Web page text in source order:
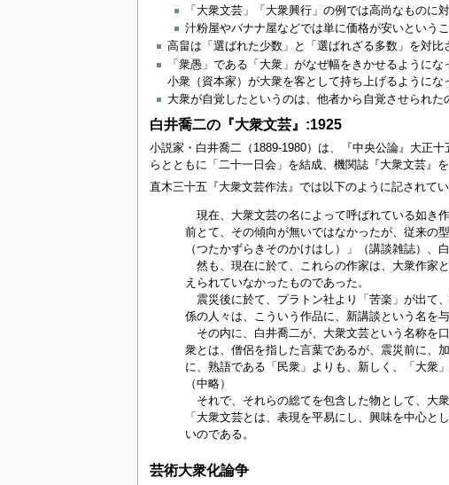
「大衆文芸」「大衆興行」の例では高尚なものに
汁粉屋やバナナ屋などでは単に価格が安いという
高畠は「選ばれた少数」と「選ばれざる多数」を対
「衆愚」である「大衆」がなぜ幅をきかせるように
小衆（資本家）が大衆を客として持ち上げるようにな
大衆が自覚したというのは、他者から自覚させられ
白井喬二の『大衆文芸』:1925
小説家・白井喬二（1889-1980）は、『中央公論』大正
らとともに「二十一日会」を結成、機関誌『大衆文芸』を
直木三十五『大衆文芸作法』では以下のように記されてい
現在、大衆文芸の名によって呼ばれている如き
前とて、その傾向が無いではなかったが、従来の
（つたかずらきそのかけはし）」（講談雑誌）、
然も、現在に於て、これらの作家は、大衆作家
えられていなかったものであった。
震災後に於て、プラトン社より「苦楽」が出て
係の人々は、こういう作品に、新講談という名を
その内に、白井喬二が、大衆文芸という名称を
衆とは、僧侶を指した言葉であるが、震災前に、
に、熟語である「民衆」よりも、新しく、「大衆
（中略）
それで、それらの総てを包含した物として、大衆
「大衆文芸とは、表現を平易にし、興味を中心
いのである。
芸術大衆化論争